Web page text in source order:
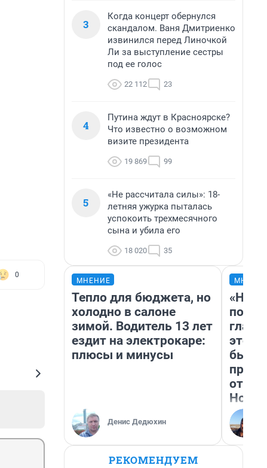
0
3
Когда концерт обернулся
скандалом. Ваня Дмитриенко
извинился перед Линочкой
Ли за выступление сестры
под ее голос
22 112 23
4
Путина ждут в Красноярске?
Что известно о возможном
визите президента
19 869 99
5
«Не рассчитала силы»: 18-
летняя ужурка пыталась
успокоить трехмесячного
сына и убила его
18 020 35
МНЕНИЕ
Тепло для бюджета, но
холодно в салоне
зимой. Водитель 13 лет
ездит на электрокаре:
плюсы и минусы
Денис Дедюхин
этого
бьет
РЕКОМЕНДУЕМ